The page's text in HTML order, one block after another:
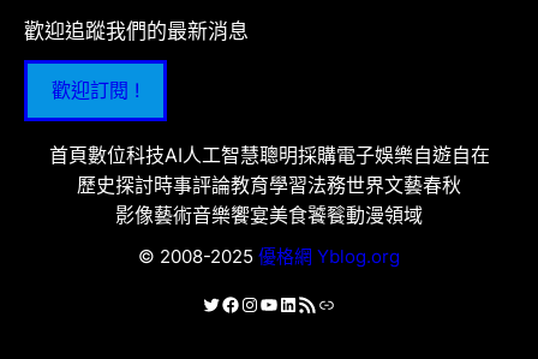
歡迎追蹤我們的最新消息
歡迎訂閱 !
首頁數位科技AI人工智慧聰明採購電子娛樂自遊自在
歷史探討時事評論教育學習法務世界文藝春秋
影像藝術音樂饗宴美食饕餮動漫領域
© 2008-2025 優格網 Yblog.org
X Facebook
Instagram
YouTube
LinkedIn
RSS 資訊提供連結